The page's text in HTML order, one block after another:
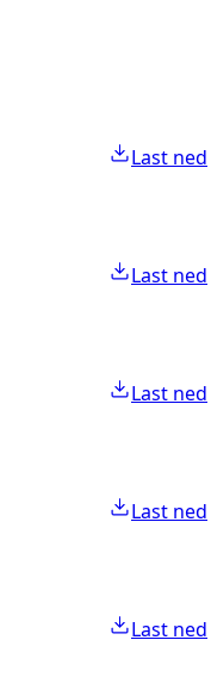
Last ned
Last ned
Last ned
Last ned
Last ned